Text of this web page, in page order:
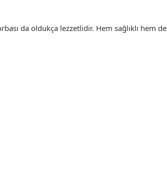
da oldukça lezzetlidir. Hem sağlıklı hem de